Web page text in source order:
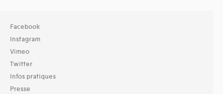
Facebook
Instagram
Vimeo
Twitter
Infos pratiques
Presse